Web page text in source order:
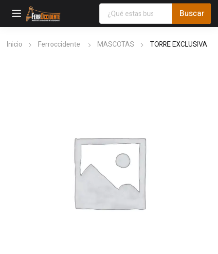
Inicio Ferroccidente MASCOTAS TORRE EXCLUSIVA